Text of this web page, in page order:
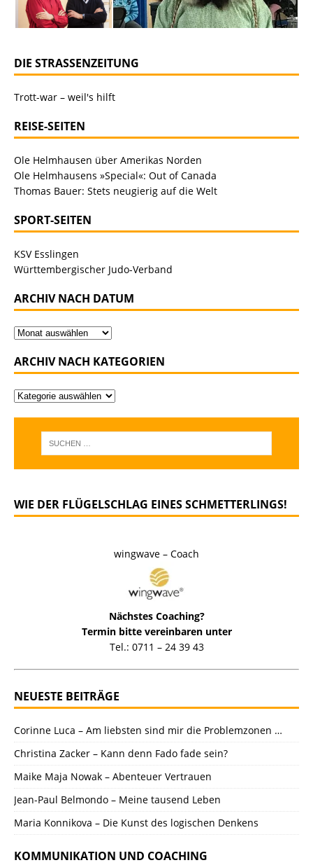
DIE STRASSENZEITUNG
Trott-war – weil's hilft
REISE-SEITEN
Ole Helmhausen über Amerikas Norden
Ole Helmhausens »Special«: Out of Canada
Thomas Bauer: Stets neugierig auf die Welt
SPORT-SEITEN
KSV Esslingen
Württembergischer Judo-Verband
ARCHIV NACH DATUM
ARCHIV NACH KATEGORIEN
WIE DER FLÜGELSCHLAG EINES SCHMETTERLINGS!
wingwave – Coach
Nächstes Coaching?
Termin bitte vereinbaren unter
Tel.: 0711 – 24 39 43
NEUESTE BEITRÄGE
Corinne Luca – Am liebsten sind mir die Problemzonen …
Christina Zacker – Kann denn Fado fade sein?
Maike Maja Nowak – Abenteuer Vertrauen
Jean-Paul Belmondo – Meine tausend Leben
Maria Konnikova – Die Kunst des logischen Denkens
KOMMUNIKATION UND COACHING